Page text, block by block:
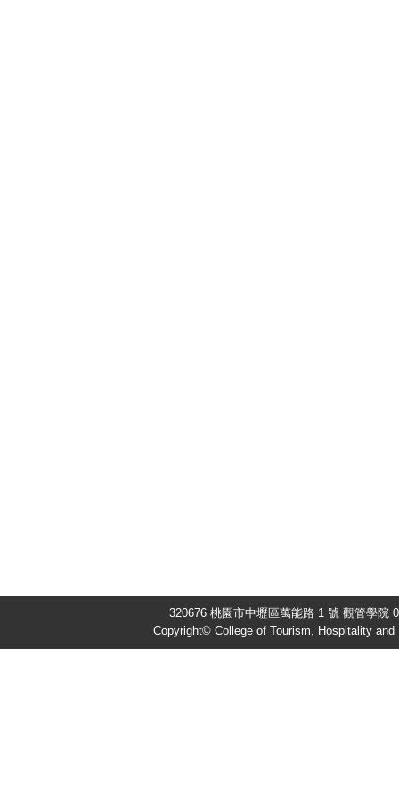
320676 桃園市中壢區萬能路 1 號 觀管學院
Copyright© College of Tourism, Hospitality